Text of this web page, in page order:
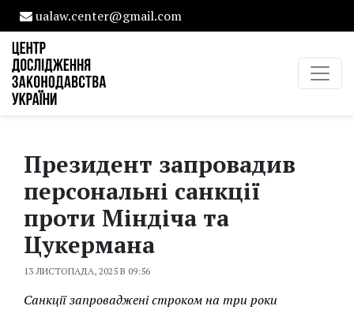
ualaw.center@gmail.com
Президент запровадив
персональні санкції
проти Міндіча та
Цукермана
13 ЛИСТОПАДА, 2025 В 09:56
Санкції запроваджені строком на три роки